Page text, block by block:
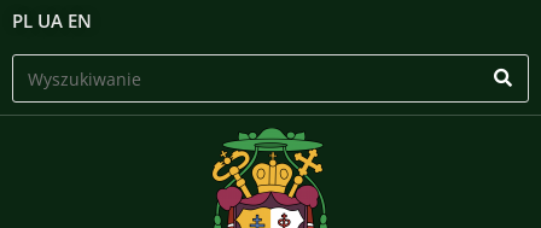
PL UA EN